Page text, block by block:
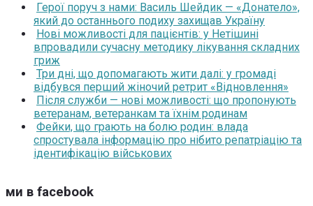
Герої поруч з нами: Василь Шейдик — «Донатело»,
який до останнього подиху захищав Україну
Нові можливості для пацієнтів: у Нетішині
впровадили сучасну методику лікування складних
гриж
Три дні, що допомагають жити далі: у громаді
відбувся перший жіночий ретрит «Відновлення»
Після служби — нові можливості: що пропонують
ветеранам, ветеранкам та їхнім родинам
Фейки, що грають на болю родин: влада
спростувала інформацію про нібито репатріацію та
ідентифікацію військових
ми в facebook